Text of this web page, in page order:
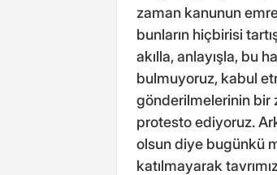
zaman kanunun
bunların hiçbirisi
akılla, anlayışla, bu
bulmuyoruz, kabul
gönderilmelerinin bir
protesto ediyoruz.
olsun diye bugünkü
katılmayarak